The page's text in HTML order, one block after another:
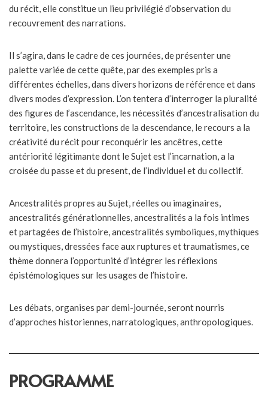
du récit, elle constitue un lieu privilégié d’observation du
recouvrement des narrations.
Il s’agira, dans le cadre de ces journées, de présenter une
palette variée de cette quête, par des exemples pris a
différentes échelles, dans divers horizons de référence et dans
divers modes d’expression. L’on tentera d’interroger la pluralité
des figures de l’ascendance, les nécessités d’ancestralisation du
territoire, les constructions de la descendance, le recours a la
créativité du récit pour reconquérir les ancêtres, cette
antériorité légitimante dont le Sujet est l’incarnation, a la
croisée du passe et du present, de l’individuel et du collectif.
Ancestralités propres au Sujet, réelles ou imaginaires,
ancestralités générationnelles, ancestralités a la fois intimes
et partagées de l’histoire, ancestralités symboliques, mythiques
ou mystiques, dressées face aux ruptures et traumatismes, ce
thème donnera l’opportunité d’intégrer les réflexions
épistémologiques sur les usages de l’histoire.
Les débats, organises par demi-journée, seront nourris
d’approches historiennes, narratologiques, anthropologiques.
PROGRAMME